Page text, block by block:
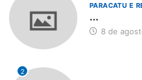
PARACATU E
...
8 de
2